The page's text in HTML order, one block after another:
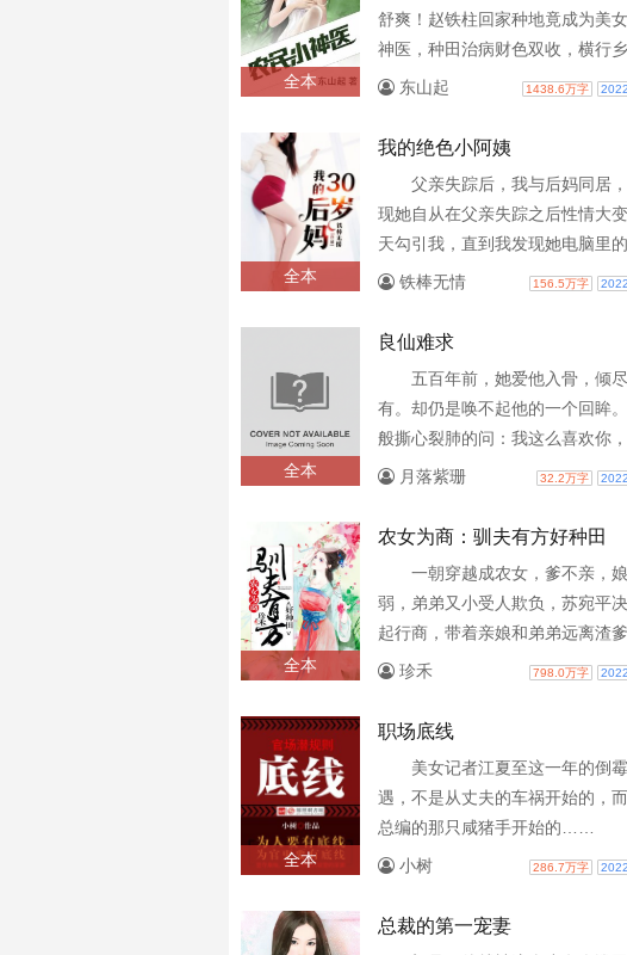
全本
舒爽！赵铁柱回家种地竟成为美
神医，种田治病财色双收，横行
遥花都，演绎不朽传奇……
东山起 1438.6万字
全本
我的绝色小阿姨
父亲失踪后，我与后妈同居
现她自从在父亲失踪之后性情大
天勾引我，直到我发现她电脑里
加密的文件，从此，揭开她美丽
铁棒无情 156.5万字
全本
良仙难求
五百年前，她爱他入骨，倾
有。却仍是唤不起他的一个回眸
般撕心裂肺的问：我这么喜欢你
欢我一下会死啊？后来才知道，
月落紫珊 32.2万字
全本
农女为商：驯夫有方好种田
一朝穿越成农女，爹不亲，
弱，弟弟又小受人欺负，苏宛平
起行商，带着亲娘和弟弟远离渣
门户。斗极品、赚银子，培养天
珍禾 798.0万字
全本
职场底线
美女记者江夏至这一年的倒
遇，不是从丈夫的车祸开始的，
总编的那只咸猪手开始的……
小树 286.7万字
总裁的第一宠妻